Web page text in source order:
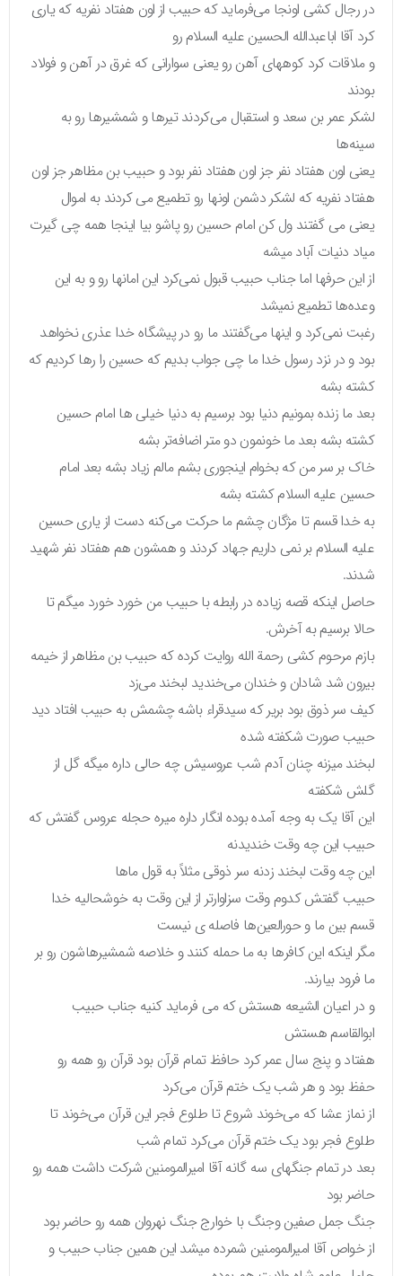
در رجال کشی اونجا می‌فرماید که حبیب از اون هفتاد نفریه که یاری
کرد آقا اباعبدالله الحسین علیه السلام رو
و ملاقات کرد کوههای آهن رو یعنی سوارانی که غرق در آهن و فولاد
بودند
لشکر عمر بن سعد و استقبال می‌کردند تیرها و شمشیرها رو به
سینه‌ها
یعنی اون هفتاد نفر جز اون هفتاد نفر بود و حبیب بن مظاهر جز اون
هفتاد نفریه که لشکر دشمن اونها رو تطمیع می کردند به اموال
یعنی می گفتند ول کن امام حسین رو پاشو بیا اینجا همه چی گیرت
میاد دنیات آباد میشه
از این حرفها اما جناب حبیب قبول نمی‌کرد این امانها رو و به این
وعده‌ها تطمیع نمیشد
رغبت نمی‌کرد و اینها می‌گفتند ما رو در پیشگاه خدا عذری نخواهد
بود و در نزد رسول خدا ما چی جواب بدیم که حسین را رها کردیم که
کشته بشه
بعد ما زنده بمونیم دنیا بود برسیم به دنیا خیلی ها امام حسین
کشته بشه بعد ما خونمون دو متر اضافه‌تر بشه
خاک بر سر من که بخوام اینجوری بشم مالم زیاد بشه بعد امام
حسین علیه السلام کشته بشه
به خدا قسم تا مژگان چشم ما حرکت می‌کنه دست از یاری حسین
علیه السلام بر نمی‌ داریم جهاد کردند و همشون هم هفتاد نفر شهید
شدند.
حاصل اینکه قصه زیاده در رابطه با حبیب من خورد خورد میگم تا
حالا برسیم به آخرش.
بازم مرحوم کشی رحمة الله روایت کرده که حبیب بن مظاهر از خیمه
بیرون شد شادان و خندان می‌خندید لبخند می‌زد
کیف سر ذوق بود بریر که سیدقراء باشه چشمش به حبیب افتاد دید
حبیب صورت شکفته شده
لبخند میزنه چنان آدم شب عروسیش چه حالی داره میگه گل از
گلش شکفته
این آقا یک به وجه آمده بوده انگار داره میره حجله عروس گفتش که
حبیب این چه وقت خندیدنه
این چه وقت لبخند زدنه سر ذوقی مثلاً به قول ماها
حبیب گفتش کدوم وقت سزاوارتر از این وقت به خوشحالیه خدا
قسم بین ما و حورالعین‌ها فاصله ی نیست
مگر اینکه این کافرها به ما حمله کنند و خلاصه شمشیرهاشون رو بر
ما فرود بیارند.
و در اعیان الشیعه هستش که می فرماید کنیه جناب حبیب
ابوالقاسم هستش
هفتاد و پنج سال عمر کرد حافظ تمام قرآن بود قرآن رو همه رو
حفظ بود و هر شب یک ختم قرآن می‌کرد
از نماز عشا که می‌خوند شروع تا طلوع فجر این قرآن می‌خوند تا
طلوع فجر بود یک ختم قرآن می‌کرد تمام شب
بعد در تمام جنگهای سه گانه آقا امیرالمومنین شرکت داشت همه رو
حاضر بود
جنگ جمل صفین وجنگ با خوارج جنگ نهروان همه رو حاضر بود
از خواص آقا امیرالمومنین شمرده میشد این همین جناب حبیب و